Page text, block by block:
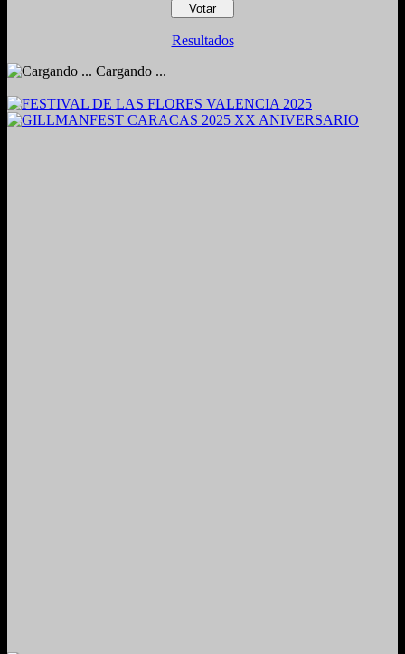
Resultados
Cargando ...